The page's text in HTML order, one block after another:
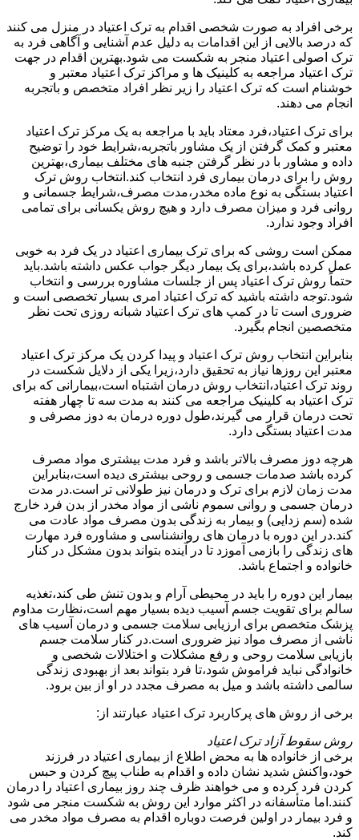
برخی افراد به صورت شخصی اقدام به ترک اعتیاد در منزل می کنند
که درصد بالایی از این اقدامات به دلیل عدم آشنایی و آگاهی فرد به
ترک اصولی اعتیاد منجر به شکست می شود.بهترین اقدام در جهت
ترک اعتیاد مراجعه به کلینیک ها و مراکز ترک اعتیاد معتبر و
خوشنام است که ترک اعتیاد را زیر نظر افراد متخصص و باتجربه
انجام می دهند.
برای ترک اعتیاد،فرد معتاد باید با مراجعه به یک مرکز ترک اعتیاد
معتبر و کمک گرفتن از یک مشاور باتجربه،شرایط خود را توضیح
داده و مشاور با در نظر گرفتن جنبه های مختلف بیماری،بهترین
روش را برای درمان بیماری فرد انتخاب کند.انتخاب روش ترک
اعتیاد بستگی به نوع ماده مخدر،مدت مصرف،شرایط جسمانی و
روانی فرد و میزان مصرف دارد و هیچ روش یکسانی برای تمامی
افراد وجود ندارد.
ممکن است روشی که برای ترک بیماری اعتیاد در یک فرد به خوبی
عمل کرده باشد،برای یک بیمار دیگر جواب عکس داشته باشد.باید
حتماً روش ترک اعتیاد پس از جلسات مشاوره بررسی و انتخاب
شود.توجه داشته باشید که ترک اعتیاد امری بسیار تخصصی است و
ضروری است تا در کمپ های ترک اعتیاد شبانه روزی تحت نظر
متخصصین انجام بگیرد.
بنابراین انتخاب روش ترک اعتیاد و پیدا کردن یک مرکز ترک اعتیاد
معتبر این روزها نیاز به تحقیق دارد،زیرا یکی از دلایل شکست در
روند ترک اعتیاد،انتخاب روش درمان اشتباه است،بیمارانی که برای
ترک اعتیاد به کلینیک مراجعه می کنند به مدت سه تا چهار هفته
تحت درمان قرار می گیرند،طول دوره درمان به دوز مصرفی و
مدت اعتیاد بستگی دارد.
هرچه دوز مصرف بالاتر باشد و فرد مدت بیشتری مواد مصرف
کرده باشد صدمات جسمی و روحی بیشتری دیده است،بنابراین
مدت زمان لازم برای ترک و درمان نیز طولانی تر است.در مدت
درمان جسمی و روانی سموم ناشی از مواد مخدر از بدن فرد خارج
شده (سم زدایی) و بیمار به زندگی بدون مصرف مواد عادت می
کند.در این دوره با درمان های روانشناسی و مشاوره فرد مهارت
های زندگی را بازمی آموزد تا در آینده بتواند بدون مشکل در کنار
خانواده و اجتماع باشد.
بیمار این دوره را باید در محیطی آرام و بدون تنش طی کند،تغذیه
سالم برای تقویت جسم آسیب دیده بسیار مهم است،نظارت مداوم
پزشک متخصص برای ارزیابی سلامت جسمی و درمان آسیب های
ناشی از مصرف مواد نیز ضروری است.در کنار سلامت جسم
بازیابی سلامت روحی و رفع مشکلات و اختلالات شخصی و
خانوادگی نباید فراموش شود،تا فرد بتواند بعد از بهبودی زندگی
سالمی داشته باشد و میل به مصرف مجدد در او از بین برود.
برخی از روش های پرکاربرد ترک اعتیاد عبارتند از:
روش سقوط آزاد ترک اعتیاد
برخی از خانواده ها به محض اطلاع از بیماری اعتیاد در فرزند
خود،واکنش شدید نشان داده و اقدام به طناب پیچ کردن و حبس
کردن فرد کرده و می خواهند ظرف چند روز بیماری اعتیاد را درمان
کنند.اما متأسفانه در اکثر موارد این روش به شکست منجر می شود
و فرد بیمار در اولین فرصت دوباره اقدام به مصرف مواد مخدر می
کند.